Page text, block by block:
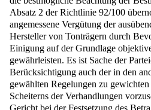
Absatz 2 der Richtlinie 92/100
angemessene Vergütung der
Hersteller von Tonträgern durch
Einigung auf der Grundlage
gewährleisten. Es ist Sache der
Berücksichtigung auch der in den
gewählten Regelungen zu
Scheiterns der Verhandlungen
Gericht bei der Festsetzung des